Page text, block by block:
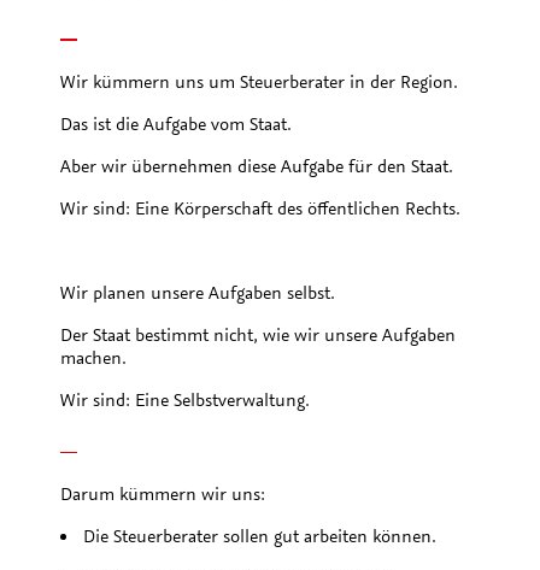
Wir kümmern uns um Steuerberater in der Region.
Das ist die Aufgabe vom Staat.
Aber wir übernehmen diese Aufgabe für den Staat.
Wir sind: Eine Körperschaft des öffentlichen Rechts.
Wir planen unsere Aufgaben selbst.
Der Staat bestimmt nicht, wie wir unsere Aufgaben
machen.
Wir sind: Eine Selbstverwaltung.
Darum kümmern wir uns:
Die Steuerberater sollen gut arbeiten können.